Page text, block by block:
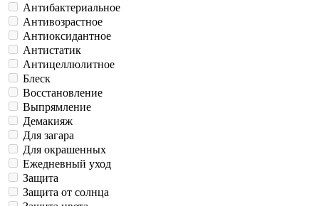
Антибактериальное
Антивозрастное
Антиоксидантное
Антистатик
Антицеллюлитное
Блеск
Восстановление
Выпрямление
Демакияж
Для загара
Для окрашенных
Ежедневный уход
Защита
Защита от солнца